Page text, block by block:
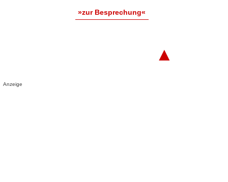
»zur Besprechung«
▲
Anzeige